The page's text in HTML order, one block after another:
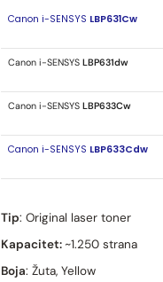
Canon i-SENSYS LBP631Cw
Canon i-SENSYS LBP631dw
Canon i-SENSYS LBP633Cw
Canon i-SENSYS LBP633Cdw
Tip: Original laser toner
Kapacitet: ~1.250 strana
Boja: Žuta, Yellow